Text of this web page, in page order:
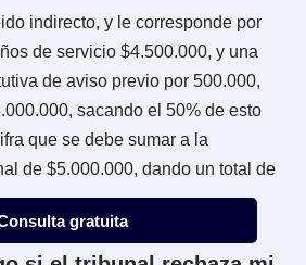
gratuita
plazo para notificar al
realizarse en un plazo de 3 días
que se produce la
el artículo 171 inciso 4° del